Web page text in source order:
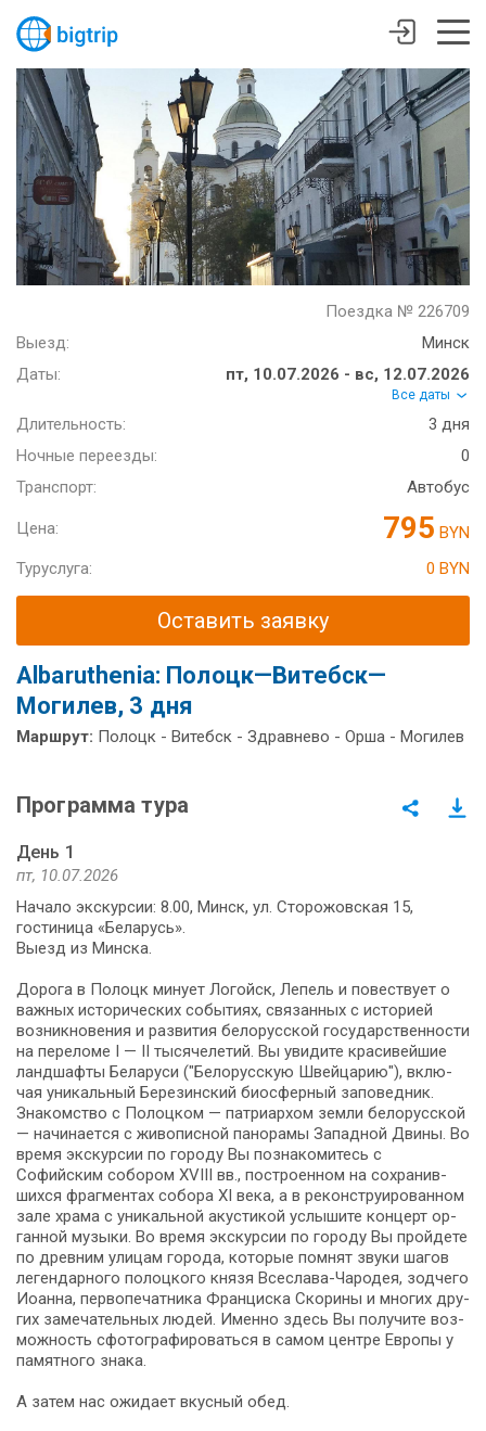
Поездка № 226709
Выезд:
Минск
Даты:
пт, 10.07.2026 - вс, 12.07.2026
Все даты
Длительность:
3 дня
Ночные переезды:
0
Транспорт:
Автобус
Цена: 795 BYN
Туруслуга:
0 BYN
Оставить заявку
Аlbaruthenia: Полоцк—Витебск—
Могилев, 3 дня
Маршрут: Полоцк - Витебск - Здравнево - Орша - Могилев
Программа тура
День 1
пт, 10.07.2026
Начало экскурсии: 8.00, Минск, ул. Сторожовская 15,
гостиница «Беларусь».
Выезд из Мин­ска.
До­ро­га в Полоцк ми­ну­ет Ло­гойск, Ле­пель и по­вест­ву­ет о
важ­ных ис­то­ри­че­ских со­бы­ти­ях, свя­зан­ных с ис­то­ри­ей
воз­ник­но­ве­ния и раз­ви­тия бе­ло­рус­ской го­су­дар­ствен­но­сти
на пе­ре­ло­ме I — II ты­ся­че­ле­тий. Вы уви­ди­те кра­си­вей­шие
ланд­шаф­ты Бе­ла­ру­си ("Белорусскую Швей­ца­рию"), вклю­
чая уни­каль­ный Бе­ре­зин­ский био­сфер­ный за­по­вед­ник.
Зна­ком­ство с Полоцком — патриархом зем­ли бе­ло­рус­ской
— на­чи­на­ет­ся с жи­во­пис­ной па­но­ра­мы За­пад­ной Дви­ны. Во
вре­мя экс­кур­сии по го­ро­ду Вы по­зна­ко­ми­тесь с
Софийским собором XVIII вв., по­стро­ен­ном на со­хра­нив­
ших­ся фраг­мен­тах со­бо­ра XI ве­ка, а в ре­кон­стру­и­ро­ван­ном
за­ле хра­ма с уни­каль­ной акустикой услы­ши­те концерт ор­
ган­ной музыки. Во вре­мя экс­кур­сии по го­ро­ду Вы прой­де­те
по древним ули­цам го­ро­да, ко­то­рые пом­нят зву­ки ша­гов
ле­ген­дар­но­го по­лоц­ко­го кня­зя Всеслава-Чародея, зод­че­го
Иоан­на, пер­во­пе­чат­ни­ка Фран­цис­ка Ско­ри­ны и мно­гих дру­
гих за­ме­ча­тель­ных лю­дей. Именно здесь Вы получите воз­
мож­ность сфотографироваться в са­мом центре Европы у
памятного знака.
А затем нас ожи­да­ет вкус­ный обед.